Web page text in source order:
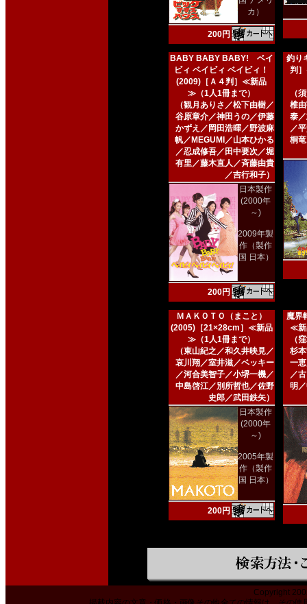
カ）
200円
BABY BABY BABY! ベイ
ビィ ベイビィ ベイビィ！
(2009)［Ａ４判］≪新品
≫（1人1冊まで）
（観月ありさ／松下由樹／
谷原章介／神田うの／伊藤
かずえ／岡田浩暉／野波麻
帆／MEGUMI／山本ひかる
／忍成修吾／田中要次／堀
有里／藤木直人／斉藤由貴
／吉行和子）
日本製作
(2000年
～)
2009年製
作（製作
国 日本）
200円
釣り
判
（
椎
泰
／
桐
ＭＡＫＯＴＯ（まこと）
(2005)［21×28cm］≪新品
≫（1人1冊まで）
（東山紀之／和久井映見／
哀川翔／室井滋／ベッキー
／河合美智子／小堺一機／
中島啓江／別所哲也／佐野
史郎／武田鉄矢）
日本製作
(2000年
～)
2005年製
作（製作
国 日本）
200円
魔界
≪新
（
杉
一
／
明
Copyright